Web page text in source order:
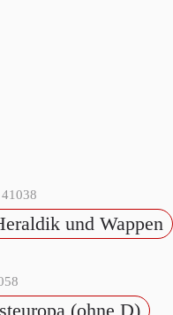
41038
und Wappen
(ohne D)